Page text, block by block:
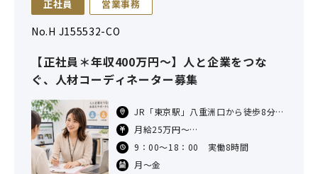
正社員 営業事務
No.H J155532-CO
【正社員＊年収400万円～】人と企業をつな
ぐ、人材コーディネーター募集
JR「東京駅」八重洲口から徒歩8分
東京メトロ「京橋駅」6番出口から徒
歩6分
東京メトロ「日本橋駅」B1出口から
徒
月給25万円～
※固定残業代月20時間分、4万円を含
む。超過分は追加支給。
想定年収400万円～＊経験スキルによ
9：00～18：00 実働8時間
月～金